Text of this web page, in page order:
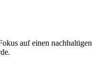
auf einen nachhaltigen